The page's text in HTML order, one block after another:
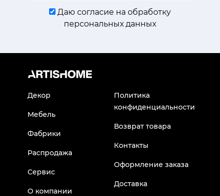
Даю согласие на обработку
персональных данных
Декор
Мебель
Фабрики
Распродажа
Сервис
О компании
Политика
конфиденциальности
Возврат товара
Контакты
Оформление заказа
Доставка